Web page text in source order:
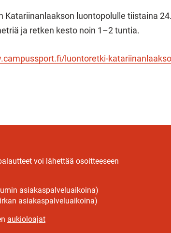
luontopolulle tiistaina
ja retken kesto noin 1–2 tuntia.
luontoretki-
voi lähettää osoitteeseen
asiakaspalveluaikoina)
asiakaspalveluaikoina)
aukioloajat